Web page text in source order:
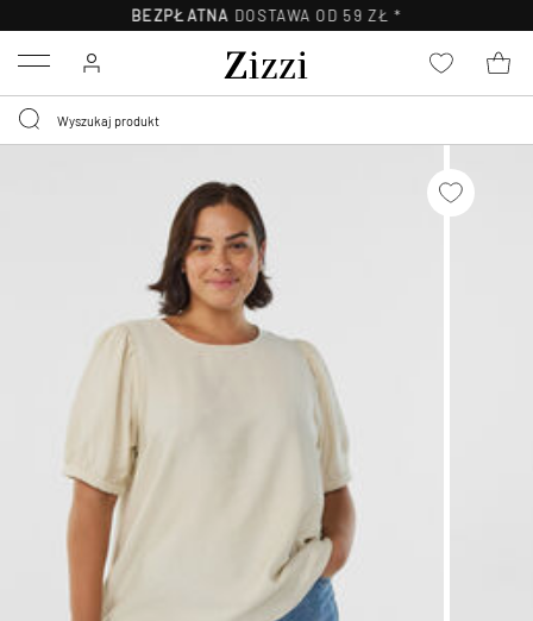
BEZPŁATNA DOSTAWA OD 59 ZŁ *
Menu